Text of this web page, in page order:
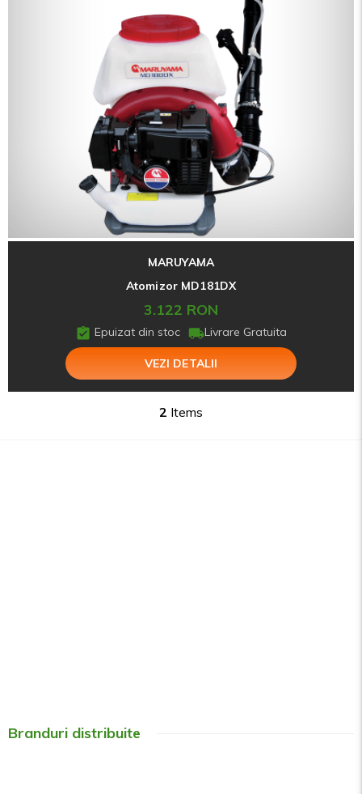
MARUYAMA
Atomizor MD181DX
3.122 RON
Epuizat din stoc Livrare Gratuita
VEZI DETALII
2 Items
Branduri distribuite